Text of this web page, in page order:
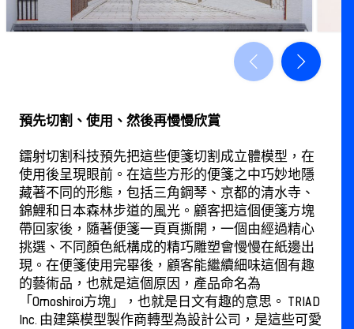
預先切割、使用、然後再慢慢欣賞
鐳射切割科技預先把這些便箋切割成立體模型，在
使用後呈現眼前。在這些方形的便箋之中巧妙地隱
藏著不同的形態，包括三角鋼琴、京都的清水寺、
錦鯉和日本森林步道的風光。顧客把這個便箋方塊
帶回家後，隨著便箋一頁頁撕開，一個由經過精心
挑選、不同顏色紙構成的精巧雕塑會慢慢在紙邊出
現。在便箋使用完畢後，顧客能繼續細味這個有趣
的藝術品，也就是這個原因，產品命名為
「Omoshiroi方塊」，也就是日文有趣的意思。 TRIAD
Inc. 由建築模型製作商轉型為設計公司，是這些可愛